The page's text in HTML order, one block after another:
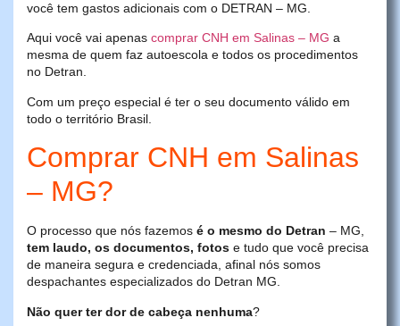
você tem gastos adicionais com o DETRAN – MG.
Aqui você vai apenas comprar CNH em Salinas – MG a
mesma de quem faz autoescola e todos os procedimentos
no Detran.
Com um preço especial é ter o seu documento válido em
todo o território Brasil.
Comprar CNH em Salinas
– MG?
O processo que nós fazemos é o mesmo do Detran – MG,
tem laudo, os documentos, fotos e tudo que você precisa
de maneira segura e credenciada, afinal nós somos
despachantes especializados do Detran MG.
Não quer ter dor de cabeça nenhuma?